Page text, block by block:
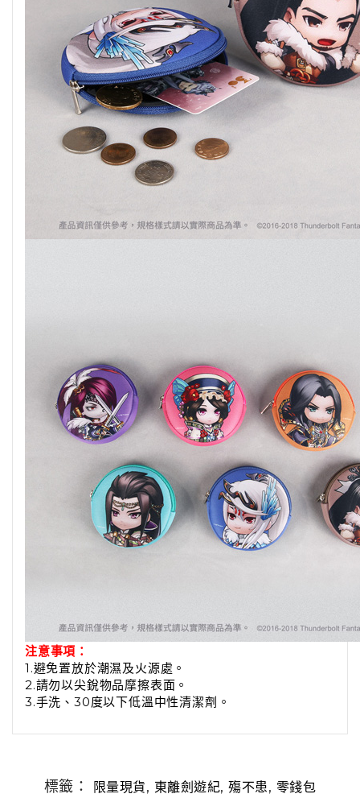
注意事項：
1.避免置放於潮濕及火源處。
2.請勿以尖銳物品摩擦表面。
3.手洗、30度以下低溫中性清潔劑。
標籤： 限量現貨, 東離劍遊紀,殤不患, 零錢包